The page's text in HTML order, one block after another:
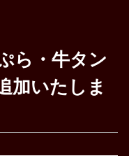
ら・牛タン
加いたしま